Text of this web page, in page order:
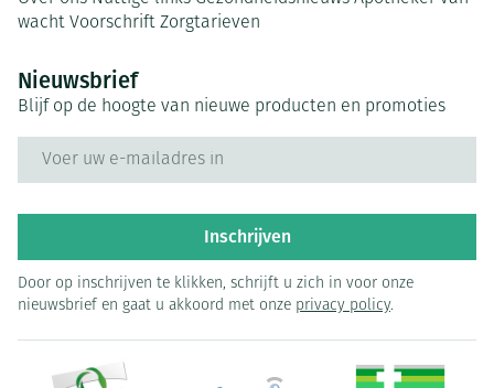
wacht Voorschrift Zorgtarieven
Nieuwsbrief
Blijf op de hoogte van nieuwe producten en promoties
Inschrijven
Door op inschrijven te klikken, schrijft u zich in voor onze
nieuwsbrief en gaat u akkoord met onze privacy policy.